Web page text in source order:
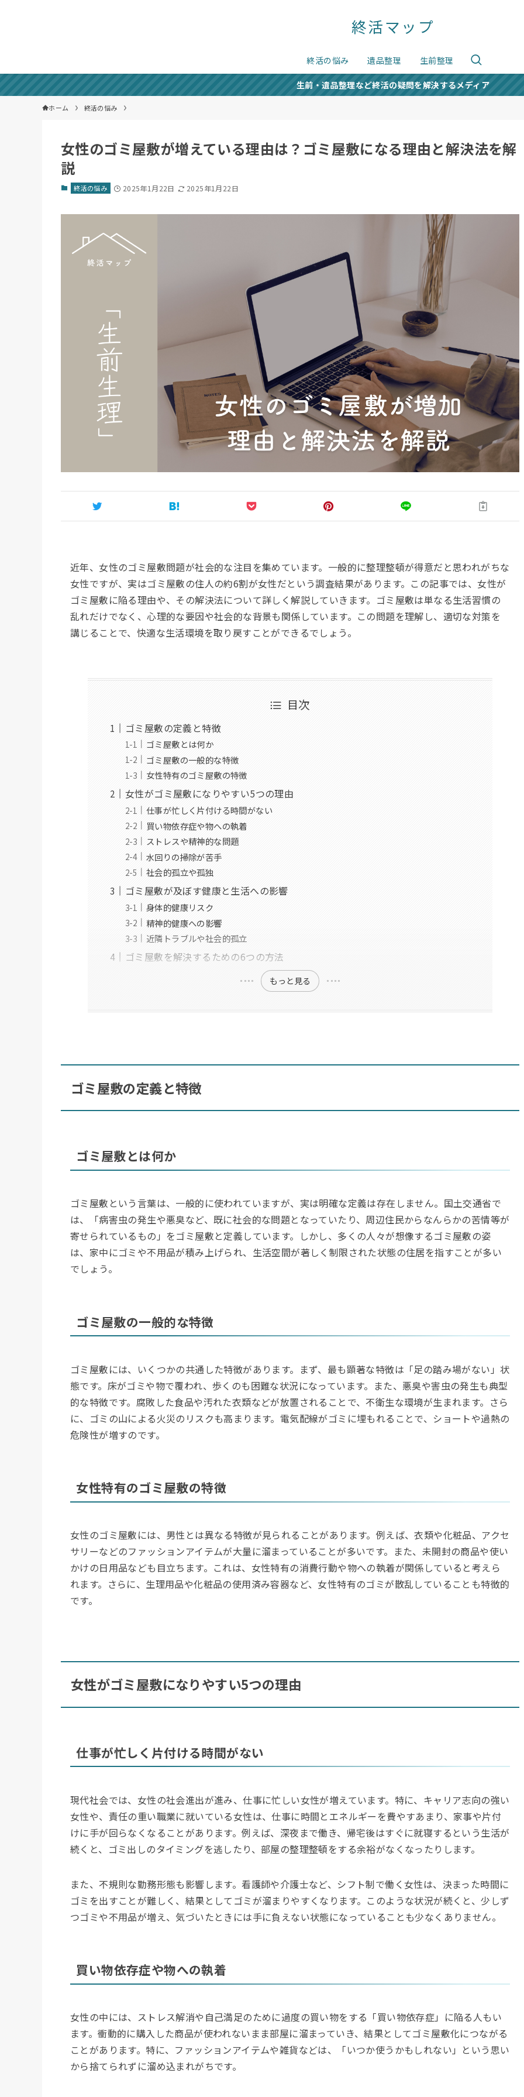
終活マップ
終活の悩み 遺品整理 生前整理
生前・遺品整理など終活の疑問を解決するメディア
ホーム 終活の悩み
女性のゴミ屋敷が増えている理由は？ゴミ屋敷になる理由と解決法を解
説
終活の悩み 2025年1月22日 2025年1月22日
近年、女性のゴミ屋敷問題が社会的な注目を集めています。一般的に整理整頓が得意だと思われがちな
女性ですが、実はゴミ屋敷の住人の約6割が女性だという調査結果があります。この記事では、女性が
ゴミ屋敷に陥る理由や、その解決法について詳しく解説していきます。ゴミ屋敷は単なる生活習慣の
乱れだけでなく、心理的な要因や社会的な背景も関係しています。この問題を理解し、適切な対策を
講じることで、快適な生活環境を取り戻すことができるでしょう。
目次
ゴミ屋敷の定義と特徴
ゴミ屋敷とは何か
ゴミ屋敷の一般的な特徴
女性特有のゴミ屋敷の特徴
女性がゴミ屋敷になりやすい5つの理由
仕事が忙しく片付ける時間がない
買い物依存症や物への執着
ストレスや精神的な問題
水回りの掃除が苦手
社会的孤立や孤独
ゴミ屋敷が及ぼす健康と生活への影響
身体的健康リスク
精神的健康への影響
近隣トラブルや社会的孤立
ゴミ屋敷を解決するための6つの方法
もっと見る
ゴミ屋敷の定義と特徴
ゴミ屋敷とは何か
ゴミ屋敷という言葉は、一般的に使われていますが、実は明確な定義は存在しません。国土交通省で
は、「病害虫の発生や悪臭など、既に社会的な問題となっていたり、周辺住民からなんらかの苦情等が
寄せられているもの」をゴミ屋敷と定義しています。しかし、多くの人々が想像するゴミ屋敷の姿
は、家中にゴミや不用品が積み上げられ、生活空間が著しく制限された状態の住居を指すことが多い
でしょう。
ゴミ屋敷の一般的な特徴
ゴミ屋敷には、いくつかの共通した特徴があります。まず、最も顕著な特徴は「足の踏み場がない」状
態です。床がゴミや物で覆われ、歩くのも困難な状況になっています。また、悪臭や害虫の発生も典型
的な特徴です。腐敗した食品や汚れた衣類などが放置されることで、不衛生な環境が生まれます。さら
に、ゴミの山による火災のリスクも高まります。電気配線がゴミに埋もれることで、ショートや過熱の
危険性が増すのです。
女性特有のゴミ屋敷の特徴
女性のゴミ屋敷には、男性とは異なる特徴が見られることがあります。例えば、衣類や化粧品、アクセ
サリーなどのファッションアイテムが大量に溜まっていることが多いです。また、未開封の商品や使い
かけの日用品なども目立ちます。これは、女性特有の消費行動や物への執着が関係していると考えら
れます。さらに、生理用品や化粧品の使用済み容器など、女性特有のゴミが散乱していることも特徴的
です。
女性がゴミ屋敷になりやすい5つの理由
仕事が忙しく片付ける時間がない
現代社会では、女性の社会進出が進み、仕事に忙しい女性が増えています。特に、キャリア志向の強い
女性や、責任の重い職業に就いている女性は、仕事に時間とエネルギーを費やすあまり、家事や片付
けに手が回らなくなることがあります。例えば、深夜まで働き、帰宅後はすぐに就寝するという生活が
続くと、ゴミ出しのタイミングを逃したり、部屋の整理整頓をする余裕がなくなったりします。
また、不規則な勤務形態も影響します。看護師や介護士など、シフト制で働く女性は、決まった時間に
ゴミを出すことが難しく、結果としてゴミが溜まりやすくなります。このような状況が続くと、少しず
つゴミや不用品が増え、気づいたときには手に負えない状態になっていることも少なくありません。
買い物依存症や物への執着
女性の中には、ストレス解消や自己満足のために過度の買い物をする「買い物依存症」に陥る人もい
ます。衝動的に購入した商品が使われないまま部屋に溜まっていき、結果としてゴミ屋敷化につながる
ことがあります。特に、ファッションアイテムや雑貨などは、「いつか使うかもしれない」という思い
から捨てられずに溜め込まれがちです。